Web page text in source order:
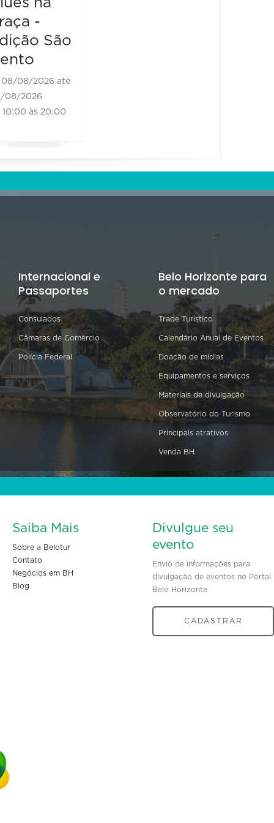
-
São
08/08/2026 até
08/2026
às 20:00
Internacional e
Passaportes
Consulados
Câmaras de Comércio
Polícia Federal
Belo Horizonte para
o mercado
Trade Turístico
Calendário Anual de Eventos
Doação de mídias
Equipamentos e serviços
Materiais de divulgação
Observatório do Turismo
Principais atrativos
Venda BH
Saiba Mais
Sobre a Belotur
Contato
Negócios em BH
Blog
Divulgue seu
evento
Envio de informações para
divulgação de eventos no Portal
Belo Horizonte
CADASTRAR